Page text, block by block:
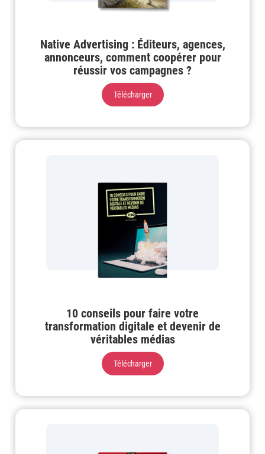
Native Advertising : Éditeurs, agences,
annonceurs, comment coopérer pour
réussir vos campagnes ?
Télécharger
10 conseils pour faire votre
transformation digitale et devenir de
véritables médias
Télécharger